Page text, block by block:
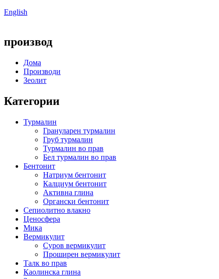
English
производ
Дома
Производи
Зеолит
Категории
Турмалин
Грануларен турмалин
Груб турмалин
Турмалин во прав
Бел турмалин во прав
Бентонит
Натриум бентонит
Калциум бентонит
Активна глина
Органски бентонит
Сепиолитно влакно
Ценосфера
Мика
Вермикулит
Суров вермикулит
Проширен вермикулит
Талк во прав
Каолинска глина